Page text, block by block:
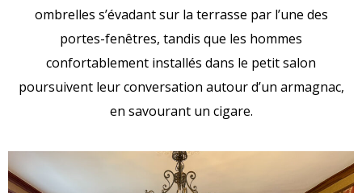
ombrelles s’évadant sur la terrasse par l’une des
portes-fenêtres, tandis que les hommes
confortablement installés dans le petit salon
poursuivent leur conversation autour d’un armagnac,
en savourant un cigare.